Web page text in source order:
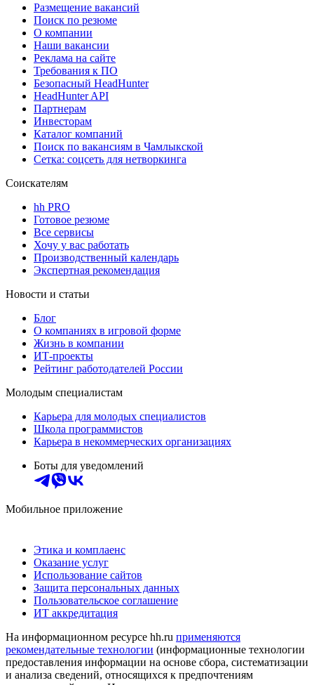
Размещение вакансий
Поиск по резюме
О компании
Наши вакансии
Реклама на сайте
Требования к ПО
Безопасный HeadHunter
HeadHunter API
Партнерам
Инвесторам
Каталог компаний
Поиск по вакансиям в Чамлыкской
Сетка: соцсеть для нетворкинга
Соискателям
hh PRO
Готовое резюме
Все сервисы
Хочу у вас работать
Производственный календарь
Экспертная рекомендация
Новости и статьи
Блог
О компаниях в игровой форме
Жизнь в компании
ИТ-проекты
Рейтинг работодателей России
Молодым специалистам
Карьера для молодых специалистов
Школа программистов
Карьера в некоммерческих организациях
Боты для уведомлений
Мобильное приложение
Этика и комплаенс
Оказание услуг
Использование сайтов
Защита персональных данных
Пользовательское соглашение
ИТ аккредитация
На информационном ресурсе hh.ru применяются
рекомендательные технологии (информационные технологии
предоставления информации на основе сбора, систематизации
и анализа сведений, относящихся к предпочтениям